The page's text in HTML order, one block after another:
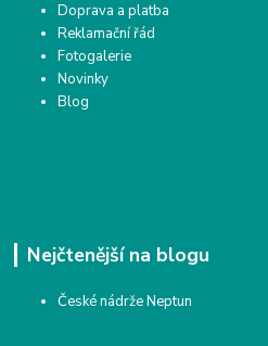
Doprava a platba
Reklamační řád
Fotogalerie
Novinky
Blog
Nejčtenější na blogu
České nádrže Neptun